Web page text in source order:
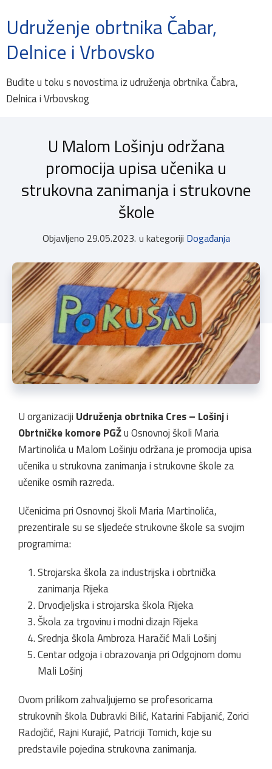
Udruženje obrtnika Čabar,
Delnice i Vrbovsko
Budite u toku s novostima iz udruženja obrtnika Čabra,
Delnica i Vrbovskog
U Malom Lošinju održana
promocija upisa učenika u
strukovna zanimanja i strukovne
škole
Objavljeno 29.05.2023. u kategoriji Događanja
U organizaciji Udruženja obrtnika Cres – Lošinji
Obrtničke komore PGŽu Osnovnoj školi Maria
Martinolića u Malom Lošinju održana je promocija upisa
učenika u strukovna zanimanja i strukovne škole za
učenike osmih razreda.
Učenicima pri Osnovnoj školi Maria Martinolića,
prezentirale su se sljedeće strukovne škole sa svojim
programima:
Strojarska škola za industrijska i obrtnička
zanimanja Rijeka
Drvodjeljska i strojarska škola Rijeka
Škola za trgovinu i modni dizajn Rijeka
Srednja škola Ambroza Haračić Mali Lošinj
Centar odgoja i obrazovanja pri Odgojnom domu
Mali Lošinj
Ovom prilikom zahvaljujemo se profesoricama
strukovnih škola Dubravki Bilić, Katarini Fabijanić, Zorici
Radojčić, Rajni Kurajić, Patriciji Tomich, koje su
predstavile pojedina strukovna zanimanja.